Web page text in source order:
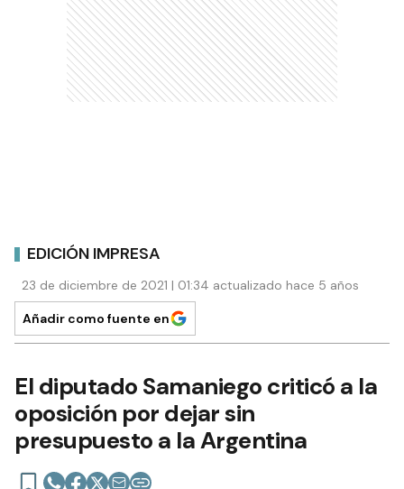
EDICIÓN IMPRESA
23 de diciembre de 2021 | 01:34 actualizado hace 5 años
Añadir como fuente en
El diputado Samaniego criticó a la
oposición por dejar sin
presupuesto a la Argentina